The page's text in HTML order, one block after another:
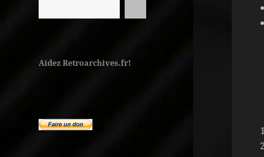
Aidez Retroarchives.fr!